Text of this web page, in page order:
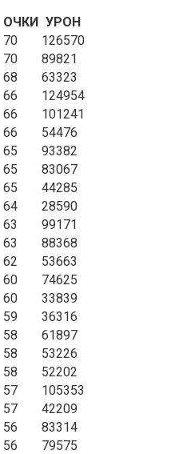
ОЧКИ УРОН
70
126570
70
89821
68
63323
66
124954
66
101241
66
54476
65
93382
65
83067
65
44285
64
28590
63
99171
63
88368
62
53663
60
74625
60
33839
59
36316
58
61897
58
53226
58
52202
57
105353
57
42209
56
83314
56
79575